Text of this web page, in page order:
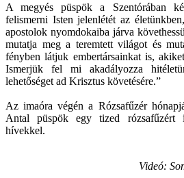
A megyés püspök a Szentórában
felismerni Isten jelenlétét az
apostolok nyomdokaiba járva
mutatja meg a teremtett világot és
fényben látjuk embertársainkat is,
Ismerjük fel mi akadályozza
lehetőséget ad Krisztus követésére.”
Az imaóra végén a Rózsafűzér
Antal püspök egy tized rózsafűzért
hívekkel.
Videó: